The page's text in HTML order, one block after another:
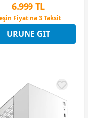
6.999 TL
Fiyatına 3 Taksit
Ay x 823 TL taksitle
Peşin Fiyatına 3 Taksit
ÜRÜNE GIT